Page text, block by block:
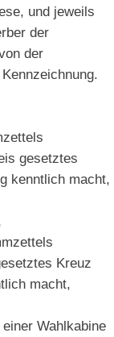
und jeweils
der
der
gesetztes
kenntlich macht,
Kreuz
macht,
Wahlkabine